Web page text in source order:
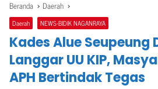
Beranda Daerah
Daerah NEWS-BIDIK NAGANRAYA
Kades Alue Seupeung
Langgar UU KIP,
APH Bertindak Tegas